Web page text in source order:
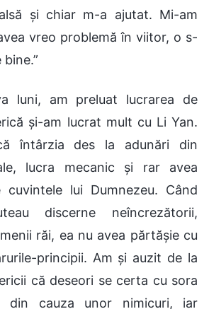
și chiar m-a ajutat. Mi-am
vreo problemă în viitor, o s-
luni, am preluat lucrarea de
și-am lucrat mult cu Li Yan.
întârzia des la adunări din
lucra mecanic și rar avea
cuvintele lui Dumnezeu. Când
discerne neîncrezătorii,
răi, ea nu avea părtășie cu
principii. Am și auzit de la
că deseori se certa cu sora
din cauza unor nimicuri, iar